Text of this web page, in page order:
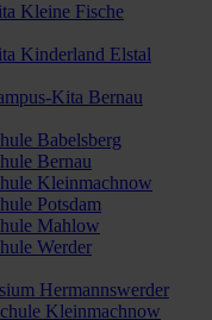
Kleine Fische
Kinderland Elstal
Kita Bernau
Babelsberg
Bernau
Kleinmachnow
Potsdam
Mahlow
Werder
Hermannswerder
Kleinmachnow